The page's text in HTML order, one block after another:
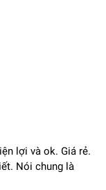
lợi và ok. Giá rẻ.
Nói chung là